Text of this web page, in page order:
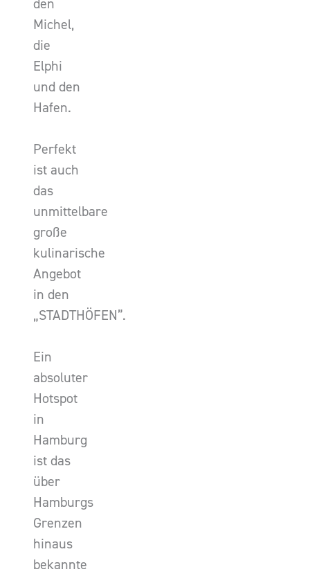
den
Michel,
die
Elphi
und den
Hafen.
Perfekt
ist auch
das
unmittelbare
große
kulinarische
Angebot
in den
„STADTHÖFEN”.
Ein
absoluter
Hotspot
in
Hamburg
ist das
über
Hamburgs
Grenzen
hinaus
bekannte